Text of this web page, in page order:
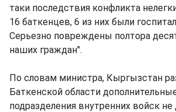
таки последствия конфликта
16 баткенцев, 6 из них были
Серьезно повреждены полтора
наших граждан".
По словам министра, Кыргызстан
Баткенской области
подразделения внутренних войск не